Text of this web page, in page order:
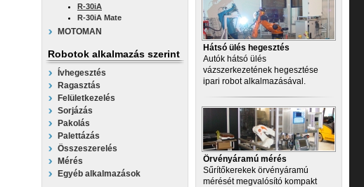
R-30iA
R-30iA Mate
MOTOMAN
Robotok alkalmazás szerint
Ívhegesztés
Ragasztás
Felületkezelés
Sorjázás
Pakolás
Palettázás
Összeszerelés
Mérés
Egyéb alkalmazások
Hátsó ülés hegesztés
Autók hátsó ülés
vázszerkezetének hegesztése
ipari robot alkalmazásával.
Örvényáramú mérés
Sűrítőkerekek örvényáramú
mérését megvalósító kompakt